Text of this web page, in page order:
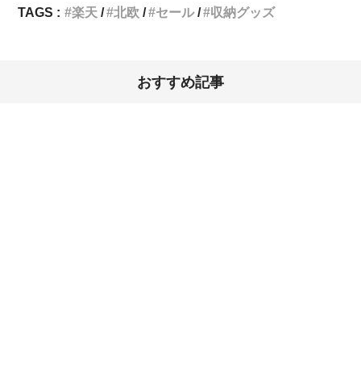
TAGS :
楽天 北欧 セール 収納グッズ
おすすめ記事